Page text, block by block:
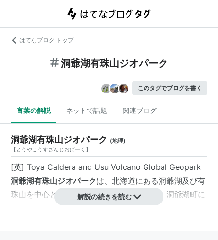
はてなブログ トップ
洞爺湖有珠山ジオパーク
このタグでブログを書く
言葉の解説 ネットで話題 関連ブログ
洞爺湖有珠山ジオパーク (地理)
【 とうやこうすざんじおぱーく 】
[英] Toya Caldera and Usu Volcano Global Geopark
洞爺湖有珠山ジオパークは、北海道にある洞爺湖及び有
珠山を中心とし、伊達市、豊浦町、壮瞥町、洞爺湖町に
ひろがる世界ジオパークのひとつ。
解説の続きを読む